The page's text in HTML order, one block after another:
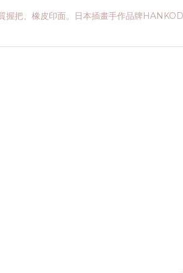
把、橡皮印面。日本插畫手作品牌